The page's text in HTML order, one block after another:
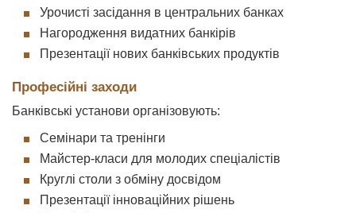
Урочисті засідання в центральних банках
Нагородження видатних банкірів
Презентації нових банківських продуктів
Професійні заходи
Банківські установи організовують:
Семінари та тренінги
Майстер-класи для молодих спеціалістів
Круглі столи з обміну досвідом
Презентації інноваційних рішень